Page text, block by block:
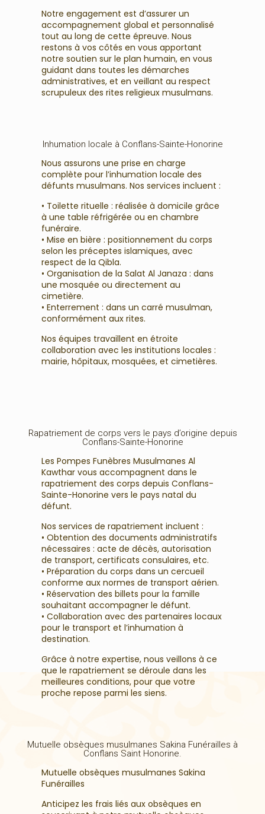
Notre engagement est d’assurer un
accompagnement global et personnalisé
tout au long de cette épreuve. Nous
restons à vos côtés en vous apportant
notre soutien sur le plan humain, en vous
guidant dans toutes les démarches
administratives, et en veillant au respect
scrupuleux des rites religieux musulmans.
Inhumation locale à Conflans-Sainte-Honorine
Nous assurons une prise en charge
complète pour l’inhumation locale des
défunts musulmans. Nos services incluent :
• Toilette rituelle : réalisée à domicile grâce
à une table réfrigérée ou en chambre
funéraire.
• Mise en bière : positionnement du corps
selon les préceptes islamiques, avec
respect de la Qibla.
• Organisation de la Salat Al Janaza : dans
une mosquée ou directement au
cimetière.
• Enterrement : dans un carré musulman,
conformément aux rites.
Nos équipes travaillent en étroite
collaboration avec les institutions locales :
mairie, hôpitaux, mosquées, et cimetières.
Rapatriement de corps vers le pays d’origine depuis
Conflans-Sainte-Honorine
Les Pompes Funèbres Musulmanes Al
Kawthar vous accompagnent dans le
rapatriement des corps depuis Conflans-
Sainte-Honorine vers le pays natal du
défunt.
Nos services de rapatriement incluent :
• Obtention des documents administratifs
nécessaires : acte de décès, autorisation
de transport, certificats consulaires, etc.
• Préparation du corps dans un cercueil
conforme aux normes de transport aérien.
• Réservation des billets pour la famille
souhaitant accompagner le défunt.
• Collaboration avec des partenaires locaux
pour le transport et l’inhumation à
destination.
Grâce à notre expertise, nous veillons à ce
que le rapatriement se déroule dans les
meilleures conditions, pour que votre
proche repose parmi les siens.
Mutuelle obsèques musulmanes Sakina Funérailles à
Conflans Saint Honorine.
Mutuelle obsèques musulmanes Sakina
Funérailles
Anticipez les frais liés aux obsèques en